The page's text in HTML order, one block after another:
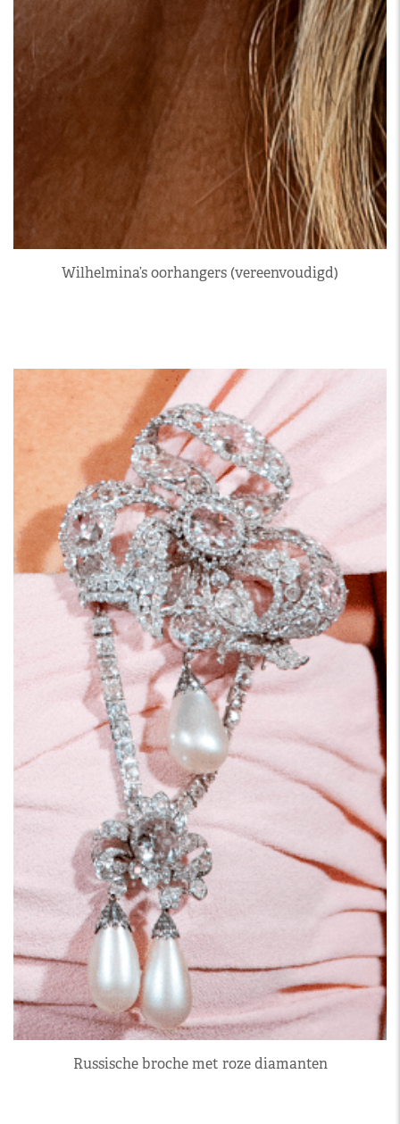
Wilhelmina’s oorhangers (vereenvoudigd)
Russische broche met roze diamanten